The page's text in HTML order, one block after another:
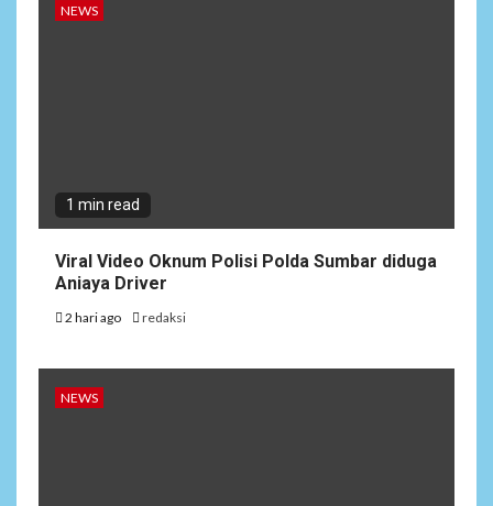
NEWS
1 min read
Viral Video Oknum Polisi Polda Sumbar diduga
Aniaya Driver
2 hari ago redaksi
NEWS